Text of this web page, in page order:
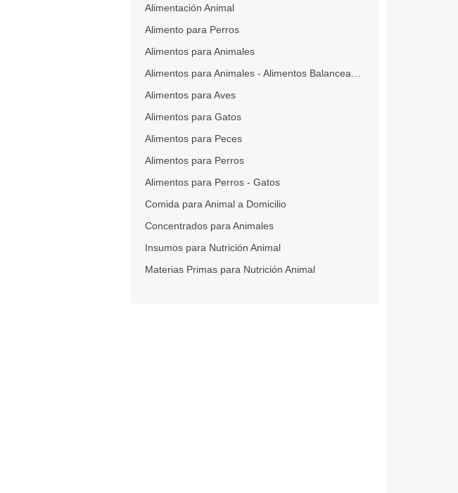
Alimentación Animal
Alimento para Perros
Alimentos para Animales
Alimentos para Animales - Alimentos Balanceados
Alimentos para Aves
Alimentos para Gatos
Alimentos para Peces
Alimentos para Perros
Alimentos para Perros - Gatos
Comida para Animal a Domicilio
Concentrados para Animales
Insumos para Nutrición Animal
Materias Primas para Nutrición Animal